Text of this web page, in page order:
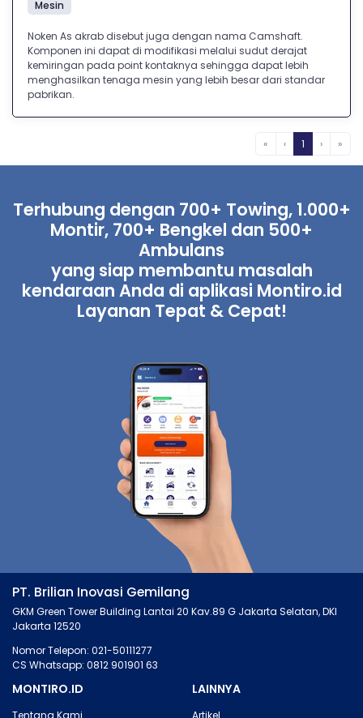
Mesin
Noken As akrab disebut juga dengan nama Camshaft.
Komponen ini dapat di modifikasi melalui sudut derajat
kemiringan pada point kontaknya sehingga dapat lebih
menghasilkan tenaga mesin yang lebih besar dari standar
pabrikan.
« ‹ 1 › »
Terhubung dengan 700+ Towing, 1.000+
Montir, 700+ Bengkel dan 500+
Ambulans
yang siap membantu masalah
kendaraan Anda di aplikasi Montiro.id
Layanan Tepat & Cepat!
PT. Brilian Inovasi Gemilang
GKM Green Tower Building Lantai 20 Kav.89 G Jakarta Selatan, DKI
Jakarta 12520
Nomor Telepon: 021-50111277
CS Whatsapp: 0812 901901 63
MONTIRO.ID
Tentang Kami
LAINNYA
Artikel